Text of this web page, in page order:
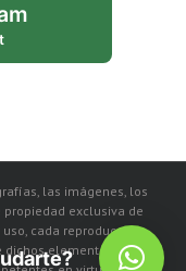
las imágenes, los
exclusiva de
cada reproducción
elementos, será